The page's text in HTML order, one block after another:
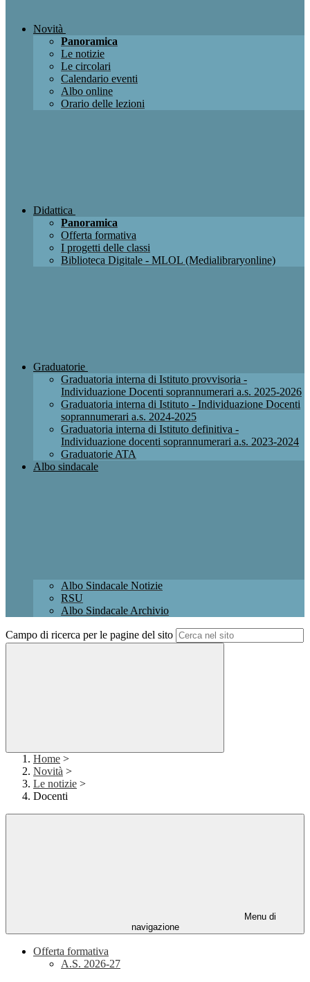
Novità
Panoramica
Le notizie
Le circolari
Calendario eventi
Albo online
Orario delle lezioni
Didattica
Panoramica
Offerta formativa
I progetti delle classi
Biblioteca Digitale - MLOL (Medialibraryonline)
Graduatorie
Graduatoria interna di Istituto provvisoria -
Individuazione Docenti soprannumerari a.s. 2025-2026
Graduatoria interna di Istituto - Individuazione Docenti
soprannumerari a.s. 2024-2025
Graduatoria interna di Istituto definitiva -
Individuazione docenti soprannumerari a.s. 2023-2024
Graduatorie ATA
Albo sindacale
Albo Sindacale Notizie
RSU
Albo Sindacale Archivio
Campo di ricerca per le pagine del sito
Home >
Novità >
Le notizie >
Docenti
Menu di
navigazione
Offerta formativa
A.S. 2026-27